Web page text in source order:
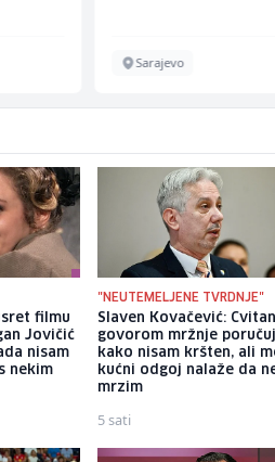
Sarajevo
filmu
Jovičić
nisam
nekim
"NEUTEMELJENE TVRDNJE"
Slaven Kovačević:
govorom mržnje
kako nisam kršten, ali
kućni odgoj nalaže da
mrzim
5 sati